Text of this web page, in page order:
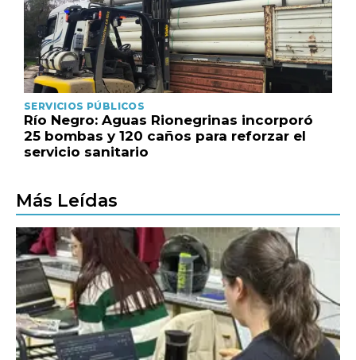
SERVICIOS PÚBLICOS
Río Negro: Aguas Rionegrinas incorporó
25 bombas y 120 caños para reforzar el
servicio sanitario
Más Leídas